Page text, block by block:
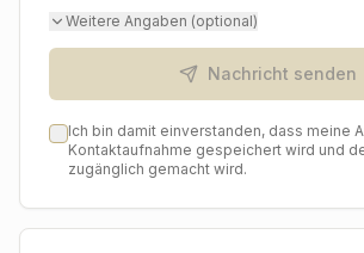
Besondere kreiert leihglück
einlädt. Heiraten in Köln und Umgebung
Brautpaar rundum wohl und perfekt
kann.
Weitere Angaben (optional)
Nachricht senden
Ich bin damit einverstanden, dass meine
Kontaktaufnahme gespeichert wird und
zugänglich gemacht wird.